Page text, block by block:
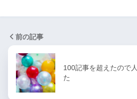
前の記事
100記事を超えたので
た